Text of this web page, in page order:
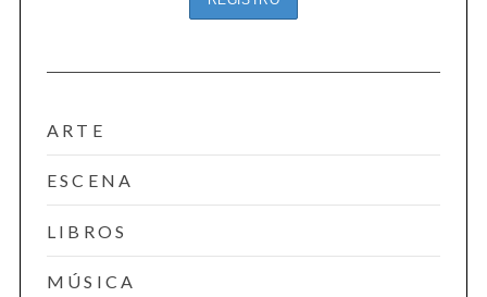
ARTE
ESCENA
LIBROS
MÚSICA